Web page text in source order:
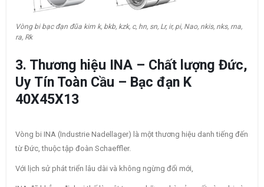
Vòng bi bạc đạn đũa kim k, bkb, kzk, c, hn, sn, Lr, ir, pi, Nao, nkis, nks, rna,
ra, Rk
3. Thương hiệu INA – Chất lượng Đức,
Uy Tín Toàn Cầu – Bạc đạn K
40X45X13
Vòng bi INA (Industrie Nadellager) là một thương hiệu danh tiếng đến
từ Đức, thuộc tập đoàn Schaeffler.
Với lịch sử phát triển lâu dài và không ngừng đổi mới,